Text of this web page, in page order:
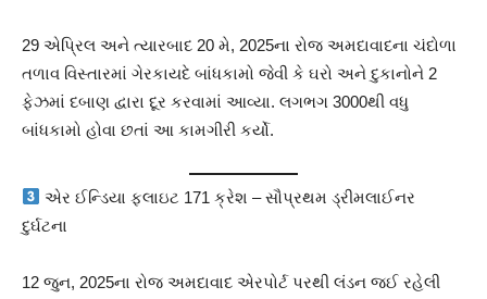
29 એપ્રિલ અને ત્યારબાદ 20 મે, 2025ના રોજ અમદાવાદના ચંદોળા
તળાવ વિસ્તારમાં ગેરકાયદે બાંધકામો જેવી કે ઘરો અને દુકાનોને 2
ફેઝમાં દબાણ દ્વારા દૂર કરવામાં આવ્યા. લગભગ 3000થી વધુ
બાંધકામો હોવા છતાં આ કામગીરી કર્યો.
એર ઈન્ડિયા ફ્લાઇટ 171 ક્રેશ – સૌપ્રથમ ડ્રીમલાઈનર
દુર્ઘટના
12 જુન, 2025ના રોજ અમદાવાદ એરપોર્ટ પરથી લંડન જઈ રહેલી